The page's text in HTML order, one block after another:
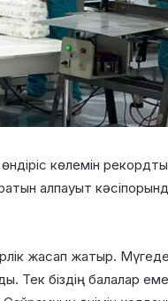
көлемін
алпауыт
жасап жатыр.
Тек біздің балалар